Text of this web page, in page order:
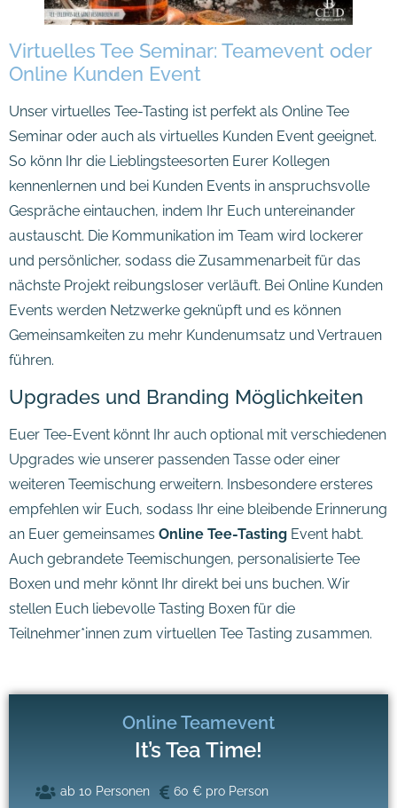
Virtuelles Tee Seminar: Teamevent oder
Online Kunden Event
Unser virtuelles Tee-Tasting ist perfekt als Online Tee
Seminar oder auch als virtuelles Kunden Event geeignet.
So könn Ihr die Lieblingsteesorten Eurer Kollegen
kennenlernen und bei Kunden Events in anspruchsvolle
Gespräche eintauchen, indem Ihr Euch untereinander
austauscht. Die Kommunikation im Team wird lockerer
und persönlicher, sodass die Zusammenarbeit für das
nächste Projekt reibungsloser verläuft. Bei Online Kunden
Events werden Netzwerke geknüpft und es können
Gemeinsamkeiten zu mehr Kundenumsatz und Vertrauen
führen.
Upgrades und Branding Möglichkeiten
Euer Tee-Event könnt Ihr auch optional mit verschiedenen
Upgrades wie unserer passenden Tasse oder einer
weiteren Teemischung erweitern. Insbesondere ersteres
empfehlen wir Euch, sodass Ihr eine bleibende Erinnerung
an Euer gemeinsames Online Tee-Tasting Event habt.
Auch gebrandete Teemischungen, personalisierte Tee
Boxen und mehr könnt Ihr direkt bei uns buchen. Wir
stellen Euch liebevolle Tasting Boxen für die
Teilnehmer*innen zum virtuellen Tee Tasting zusammen.
Online Teamevent
It’s Tea Time!
ab 10 Personen 60 € pro Person